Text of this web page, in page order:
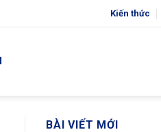
Kiến thức
BÀI VIẾT MỚI